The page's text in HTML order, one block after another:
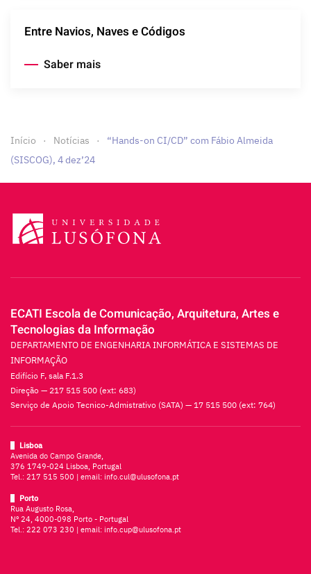
Entre Navios, Naves e Códigos
Saber mais
Início Notícias
“Hands-on CI/CD” com Fábio Almeida
(SISCOG), 4 dez’24
ECATI Escola de Comunicação, Arquitetura, Artes e
Tecnologias da Informação
DEPARTAMENTO DE ENGENHARIA INFORMÁTICA E SISTEMAS DE
INFORMAÇÃO
Edifício F, sala F.1.3
Direção — 217 515 500 (ext: 683)
Serviço de Apoio Tecnico-Admistrativo (SATA) — 17 515 500 (ext: 764)
Lisboa
Avenida do Campo Grande,
376 1749-024 Lisboa, Portugal
Tel.: 217 515 500 | email: info.cul@ulusofona.pt
Porto
Rua Augusto Rosa,
Nº 24, 4000-098 Porto - Portugal
Tel.: 222 073 230 | email: info.cup@ulusofona.pt